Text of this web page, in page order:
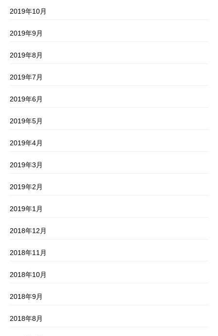
2019年10月
2019年9月
2019年8月
2019年7月
2019年6月
2019年5月
2019年4月
2019年3月
2019年2月
2019年1月
2018年12月
2018年11月
2018年10月
2018年9月
2018年8月